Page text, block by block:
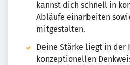
kannst dich schnell in
Abläufe einarbeiten
mitgestalten.
Deine Stärke liegt in der
konzeptionellen